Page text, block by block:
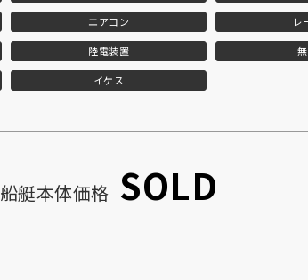
エアコン レ
陸電装置
イケス
船艇本体価格 SOLD